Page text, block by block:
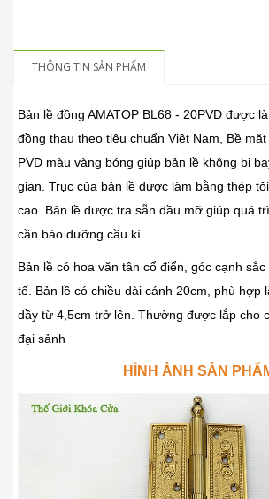
THÔNG TIN SẢN PHẨM
Bản lề đồng AMATOP BL68 - 20PVD được
đồng thau theo tiêu chuẩn Việt Nam, Bề
PVD màu vàng bóng giúp bản lề không bị
gian. Trục của bản lề được làm bằng thép
cao. Bản lề được tra sẵn dầu mỡ giúp quá
cần bảo dưỡng cầu kì.
Bản lề có hoa văn tân cổ điển, góc cạnh
tế. Bản lề có chiều dài cánh 20cm, phù hợp
dầy từ 4,5cm trở lên. Thường được lắp cho
đại sảnh
HÌNH ẢNH SẢN